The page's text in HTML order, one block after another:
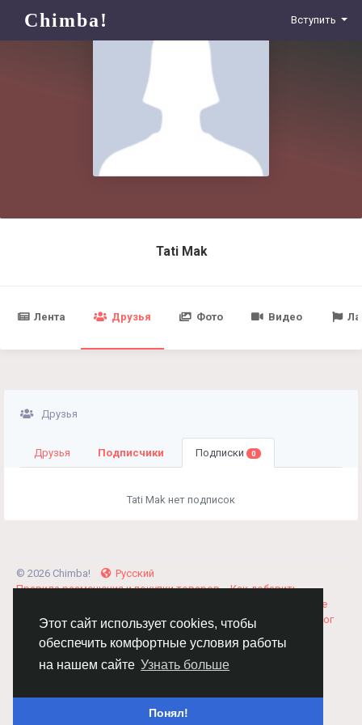
Этот сайт использует cookies, чтобы
обеспечить комфортные условия работы
на нашем сайте Узнать больше
Понял!
Chimba! Вступить
Tati Mak
Лента Друзья Фото Видео
Друзья
Друзья Подписчики Подписки 0
Tati Mak нет подписок
© 2026 Chimba!
Русский
Правила размещения и покупки товаров
Как добавить
Соглашение
Политика Конфиденциальности
Свяжитесь с нами Каталог